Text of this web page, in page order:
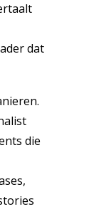
dat
die